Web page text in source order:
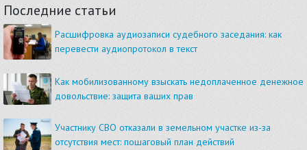
Последние статьи
Расшифровка аудиозаписи судебного заседания: как
перевести аудиопротокол в текст
Как мобилизованному взыскать недоплаченное денежное
довольствие: защита ваших прав
Участнику СВО отказали в земельном участке из-за
отсутствия мест: пошаговый план действий